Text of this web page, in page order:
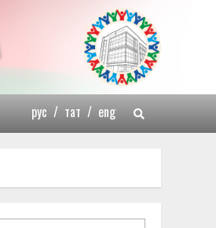
рус / тат / eng